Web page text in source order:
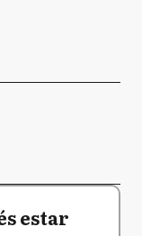
estar